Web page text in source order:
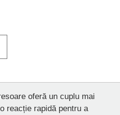
oferă un cuplu mai
reacție rapidă pentru a